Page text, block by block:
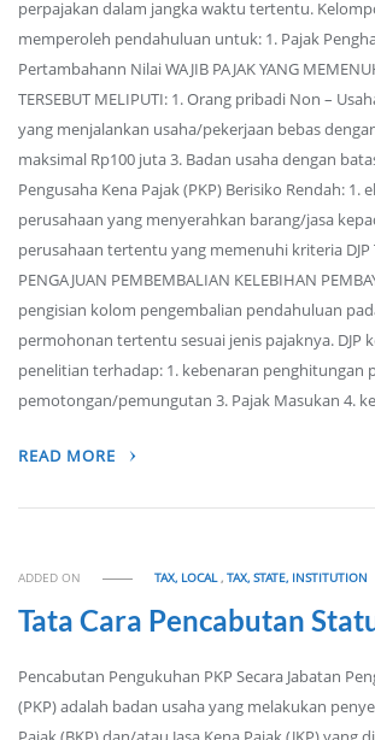
perpajakan dalam jangka waktu tertentu.
memperoleh pendahuluan untuk: 1. Pajak
Pertambahann Nilai WAJIB PAJAK YANG
TERSEBUT MELIPUTI: 1. Orang pribadi Non –
yang menjalankan usaha/pekerjaan bebas
maksimal Rp100 juta 3. Badan usaha dengan
Pengusaha Kena Pajak (PKP) Berisiko Rendah: 1.
perusahaan yang menyerahkan barang/jasa
perusahaan tertentu yang memenuhi kriteria DJP
PENGAJUAN PEMBEMBALIAN KELEBIHAN
pengisian kolom pengembalian pendahuluan
permohonan tertentu sesuai jenis pajaknya. DJP
penelitian terhadap: 1. kebenaran penghitungan
pemotongan/pemungutan 3. Pajak Masukan 4.
READ MORE
ADDED ON TAX, LOCAL,TAX, STATE, INSTITUTION
Tata Cara Pencabutan
Pencabutan Pengukuhan PKP Secara Jabatan
(PKP) adalah badan usaha yang melakukan